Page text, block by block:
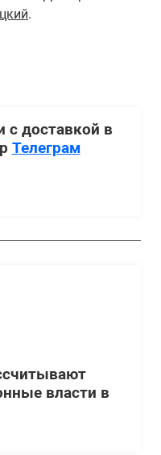
.
с доставкой в
Телеграм
власти в